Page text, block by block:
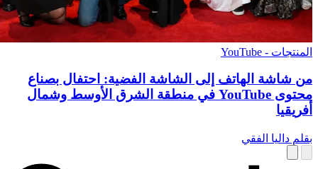
المنتجات - YouTube
من شاشة الهاتف إلى الشاشة الفضية: احتفال بصناع
محتوى YouTube في منطقة الشرق الأوسط وشمال
أفريقيا
بقلم داليا الفقي